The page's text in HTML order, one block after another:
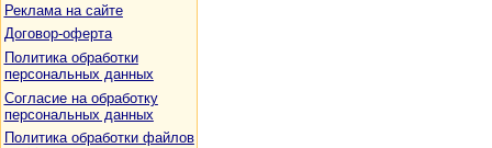
Реклама на сайте
Договор-оферта
Политика обработки
персональных данных
Согласие на обработку
персональных данных
Политика обработки файлов